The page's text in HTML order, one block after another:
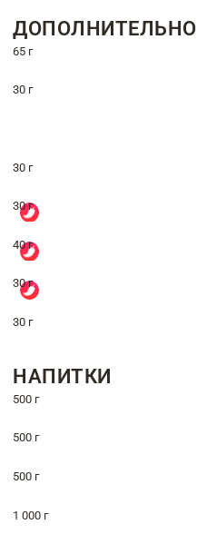
ДОПОЛНИТЕЛЬНО
65 г
30 г
30 г
30 г
40 г
30 г
30 г
НАПИТКИ
500 г
500 г
500 г
1 000 г